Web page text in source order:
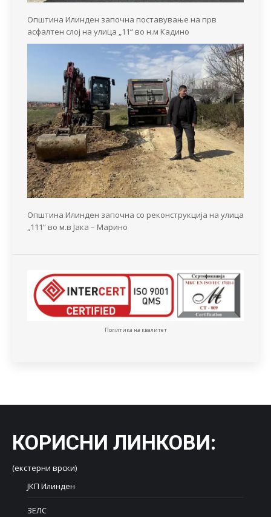
Општина Илинден започна поставување на прв
асфалтен слој на улица „11“ во н.м Кадино
Општина Илинден започна со реконструкција на улица
„111“ во м.в Јака – Марино
Политика на квалитет
КОРИСНИ ЛИНКОВИ:
(екстерни врски)
ЈКП Илинден
ЗЕЛС